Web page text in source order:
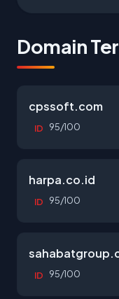
Domain
cpssoft.com
ID 95/100
harpa.co.id
ID 95/100
ID 95/100